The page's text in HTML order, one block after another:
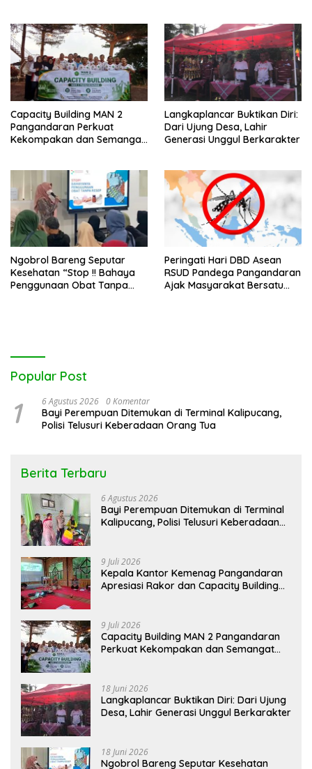
Antar Lini
Capacity Building MAN 2
Pangandaran Perkuat
Kekompakan dan Semangat
Langkaplancar Buktikan Diri:
Dari Ujung Desa, Lahir
Generasi Unggul Berkarakter
Ngobrol Bareng Seputar
Kesehatan “Stop !! Bahaya
Penggunaan Obat Tanpa
Peringati Hari DBD Asean
RSUD Pandega Pangandaran
Ajak Masyarakat Bersatu
Popular Post
1 6 Agustus 2026 0 Komentar
Bayi Perempuan Ditemukan di Terminal Kalipucang,
Polisi Telusuri Keberadaan Orang Tua
Berita Terbaru
6 Agustus 2026
Bayi Perempuan Ditemukan di Terminal
Kalipucang, Polisi Telusuri Keberadaan
9 Juli 2026
Kepala Kantor Kemenag Pangandaran
Apresiasi Rakor dan Capacity Building
9 Juli 2026
Capacity Building MAN 2 Pangandaran
Perkuat Kekompakan dan Semangat
18 Juni 2026
Langkaplancar Buktikan Diri: Dari Ujung
Desa, Lahir Generasi Unggul Berkarakter
18 Juni 2026
Ngobrol Bareng Seputar Kesehatan